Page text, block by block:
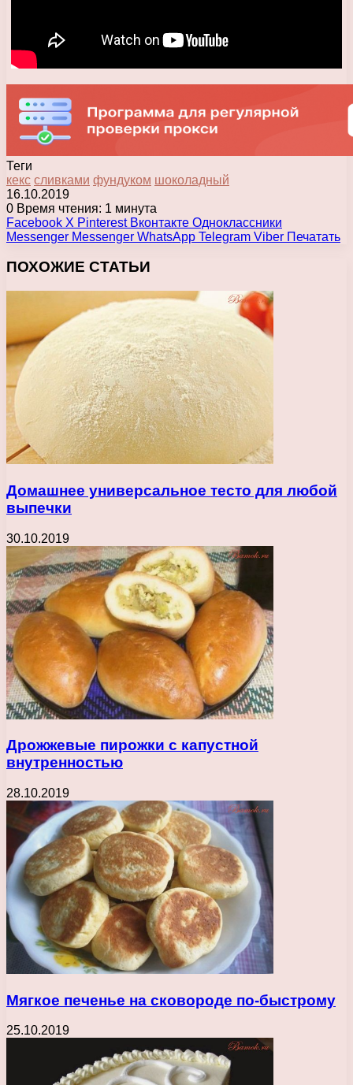
Теги
кекс сливками фундуком шоколадный
16.10.2019
0 Время чтения: 1 минута
Facebook X Pinterest Вконтакте Одноклассники
Messenger Messenger WhatsApp Telegram Viber Печатать
ПОХОЖИЕ СТАТЬИ
Домашнее универсальное тесто для любой
выпечки
30.10.2019
Дрожжевые пирожки с капустной
внутренностью
28.10.2019
Мягкое печенье на сковороде по-быстрому
25.10.2019